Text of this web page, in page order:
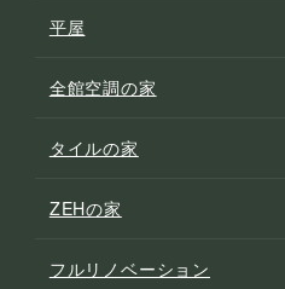
平屋
全館空調の家
タイルの家
ZEHの家
フルリノベーション